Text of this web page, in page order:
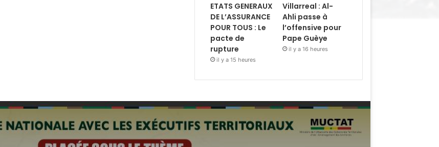
ETATS GENERAUX
DE L’ASSURANCE
POUR TOUS : Le
pacte de
rupture
il y a 15 heures
Villarreal : Al-
Ahli passe à
l’offensive pour
Pape Guèye
il y a 16 heures